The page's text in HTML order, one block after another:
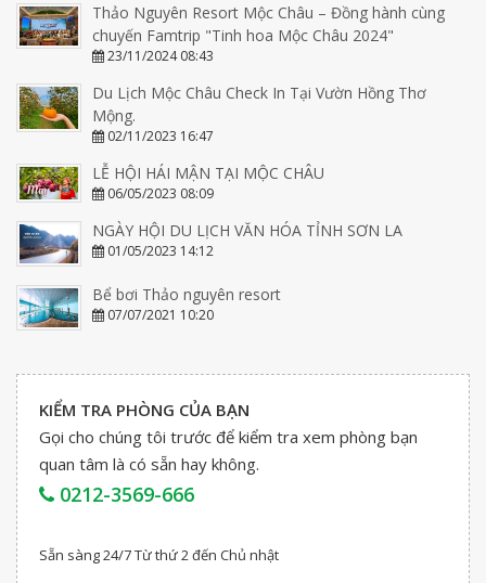
Thảo Nguyên Resort Mộc Châu – Đồng hành cùng
chuyến Famtrip "Tinh hoa Mộc Châu 2024"
23/11/2024 08:43
Du Lịch Mộc Châu Check In Tại Vườn Hồng Thơ
Mộng.
02/11/2023 16:47
LỄ HỘI HÁI MẬN TẠI MỘC CHÂU
06/05/2023 08:09
NGÀY HỘI DU LỊCH VĂN HÓA TỈNH SƠN LA
01/05/2023 14:12
Bể bơi Thảo nguyên resort
07/07/2021 10:20
KIỂM TRA PHÒNG CỦA BẠN
Gọi cho chúng tôi trước để kiểm tra xem phòng bạn
quan tâm là có sẵn hay không.
0212-3569-666
Sẵn sàng 24/7 Từ thứ 2 đến Chủ nhật